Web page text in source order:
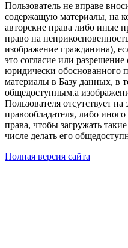
Пользователь не вправе
содержащую материалы, на
авторские права либо иные
право на
изображение гражданина),
это согласие или
юридически обоснованного
материалы в Базу данных, в
общедоступным.а
Пользователя отсутствует
правообладателя, либо
права, чтобы загружать
числе делать его
Полная версия сайта